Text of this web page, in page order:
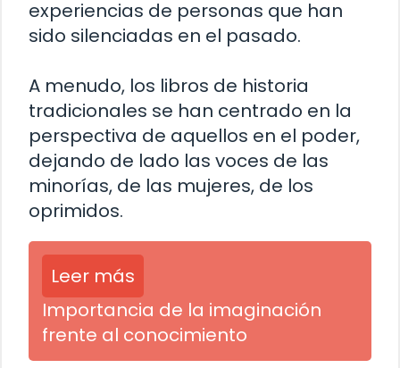
experiencias de personas que han
sido silenciadas en el pasado.
A menudo, los libros de historia
tradicionales se han centrado en la
perspectiva de aquellos en el poder,
dejando de lado las voces de las
minorías, de las mujeres, de los
oprimidos.
Leer más
Importancia de la imaginación
frente al conocimiento